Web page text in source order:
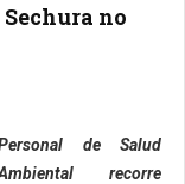
no
de Salud
recorre